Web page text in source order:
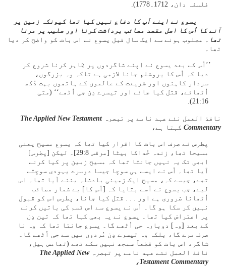
فلسفہ دان، 1712۔1778).
یسوع نے اپنے آپ کا دفاع نہیں کیا تھا کیونکہ زمین پر
آنے کا اُس کا اصل مقصد مصائب برداشت کرنا اور صلیب پر مرنا
تھا ۔ مصلوب ہونے سے ایک سال قبل یسوع نے اس بات کو واضح کر دیا
تھا۔
’’اُس کے بعد یسوع نے اپنے شاگردوں پر ظاہر کرنا شروع کر
دیا کہ اُس کا یروشلم جانا لازمی ہے تاکہ وہ بزرگوں،
سردار کاہنوں اور شریعت کے عالموں کے ہاتھوں بہت دُکھ
اُٹھائے، قتل کیا جائے اور تیسرے دِن جی اُٹھے‘‘ (متی
16:‏21).
نافذ العمل نئے عہد نامے پر تبصرہThe Applied New Testament
Commentary کہتا ہے،
پطرس نے صرف اس بات کا اقرار کیا تھا کہ یسوع مسیح یعنی
مسیحا تھا، زندہ خُداکا بیٹا [مرقس 8:‏29]۔ لیکن [پطرس]
ابھی تک یہ نہیں جانتا تھا کہ مسیح زمین پر کیا کرنے
آیا تھا۔ اُس نے ایسے ہی سوچا جیسا دوسرے یہودی سوچتے
تھے، جیسے کہ، مسیح ایک زمینی بادشاہ بننے آیا تھا۔ اس
لیے، جب یسوع نے اُسے بتایا کہ [اُس کا] بے شمار مصائب
اُٹھانا ضروری ہے اور . . . قتل کیا جانا، پطرس اس کو قبول
نہیں کر سکا ہو گا۔ اُس نے یسوع سے اس قسم کی باتیں کرنے
پر اعتراض کیا تھا۔ یسوع نے یہ بھی کہا تھا کہ تین دِن
کے بعد [وہ] دوبارہ جی اُٹھے گا۔ یسوع جانتا تھا کہ وہ نا
صرف مرے گا، بلکہ وہ تیسرے دِن مُردوں میں سے جی اُٹھے گا۔
شاگرد اس بات کو قطعاً سمجھ نہیں سکے تھے (تھامس ہیل،
نافذ العمل نئے عہد نامے پر تبصرہThe Applied New
Testament Commentary،